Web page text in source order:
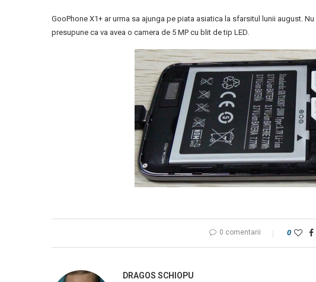
GooPhone X1+ ar urma sa ajunga pe piata asiatica la sfarsitul lunii august.
presupune ca va avea o camera de 5 MP cu blit de tip LED.
0 comentarii 0
DRAGOS SCHIOPU